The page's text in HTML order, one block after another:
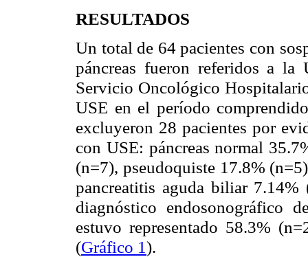
RESULTADOS
Un total de 64 pacientes con
páncreas fueron referidos a la
Servicio Oncológico
USE en el período
excluyeron 28 pacientes por
con USE: páncreas normal
(n=7), pseudoquiste 17.8%
pancreatitis aguda biliar
diagnóstico endosonográfico
estuvo representado 58.3%
(Gráfico 1).